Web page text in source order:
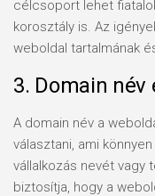
célcsoport lehet
korosztály is. Az
weboldal tartalmának
3. Domain név
A domain név a
választani, ami
vállalkozás nevét vagy
biztosítja, hogy a